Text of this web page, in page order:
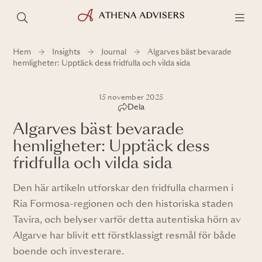
Hem Insights Journal
Algarves bäst bevarade
hemligheter: Upptäck dess fridfulla och vilda sida
15 november 2025
Dela
Algarves bäst bevarade
hemligheter: Upptäck dess
fridfulla och vilda sida
Den här artikeln utforskar den fridfulla charmen i
Ria Formosa-regionen och den historiska staden
Tavira, och belyser varför detta autentiska hörn av
Algarve har blivit ett förstklassigt resmål för både
boende och investerare.